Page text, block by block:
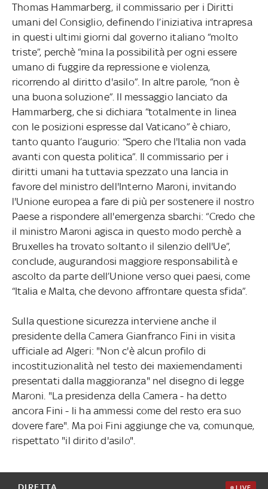
Thomas Hammarberg, il commissario per i Diritti
umani del Consiglio, definendo l’iniziativa intrapresa
in questi ultimi giorni dal governo italiano “molto
triste”, perchè “mina la possibilità per ogni essere
umano di fuggire da repressione e violenza,
ricorrendo al diritto d'asilo”. In altre parole, “non è
una buona soluzione”. Il messaggio lanciato da
Hammarberg, che si dichiara “totalmente in linea
con le posizioni espresse dal Vaticano” è chiaro,
tanto quanto l’augurio: “Spero che l'Italia non vada
avanti con questa politica”. Il commissario per i
diritti umani ha tuttavia spezzato una lancia in
favore del ministro dell'Interno Maroni, invitando
l'Unione europea a fare di più per sostenere il nostro
Paese a rispondere all'emergenza sbarchi: “Credo che
il ministro Maroni agisca in questo modo perchè a
Bruxelles ha trovato soltanto il silenzio dell'Ue”,
conclude, augurandosi maggiore responsabilità e
ascolto da parte dell’Unione verso quei paesi, come
“Italia e Malta, che devono affrontare questa sfida”.
Sulla questione sicurezza interviene anche il
presidente della Camera Gianfranco Fini in visita
ufficiale ad Algeri: "Non c'è alcun profilo di
incostituzionalità nel testo dei maxiemendamenti
presentati dalla maggioranza" nel disegno di legge
Maroni. "La presidenza della Camera - ha detto
ancora Fini - li ha ammessi come del resto era suo
dovere fare". Ma poi Fini aggiunge che va, comunque,
rispettato "il dirito d'asilo".
DIRETTA